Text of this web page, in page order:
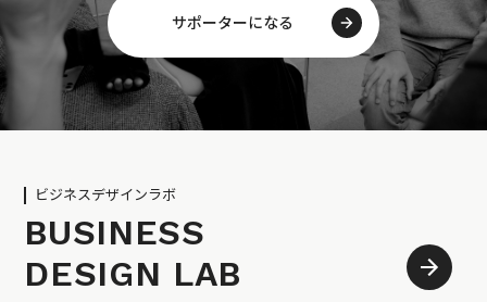
サポーターになる
ビジネスデザインラボ
BUSINESS
DESIGN LAB